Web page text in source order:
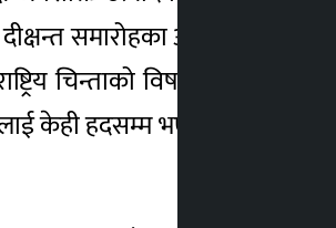
समारोहका अवसरमा आज
चिन्ताको विषय बनेको
हदसम्म भए पनि सम्बोधन गर्न